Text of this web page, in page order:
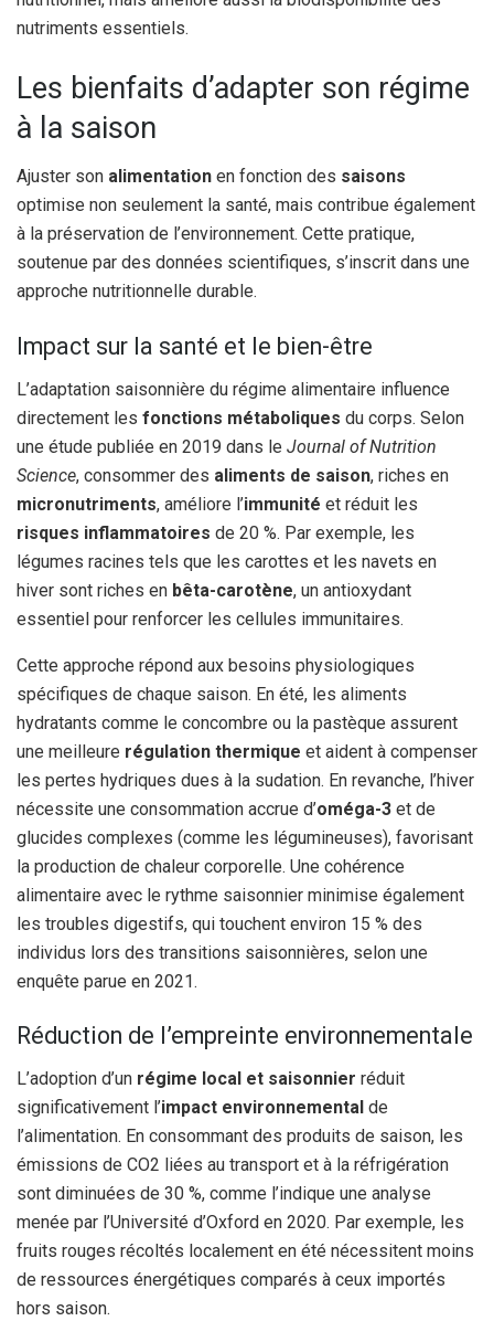
nutriments essentiels.
Les bienfaits d’adapter son régime
à la saison
Ajuster son alimentation en fonction des saisons
optimise non seulement la santé, mais contribue également
à la préservation de l’environnement. Cette pratique,
soutenue par des données scientifiques, s’inscrit dans une
approche nutritionnelle durable.
Impact sur la santé et le bien-être
L’adaptation saisonnière du régime alimentaire influence
directement les fonctions métaboliques du corps. Selon
une étude publiée en 2019 dans le Journal of Nutrition
Science, consommer des aliments de saison, riches en
micronutriments, améliore l’immunité et réduit les
risques inflammatoires de 20 %. Par exemple, les
légumes racines tels que les carottes et les navets en
hiver sont riches en bêta-carotène, un antioxydant
essentiel pour renforcer les cellules immunitaires.
Cette approche répond aux besoins physiologiques
spécifiques de chaque saison. En été, les aliments
hydratants comme le concombre ou la pastèque assurent
une meilleure régulation thermique et aident à compenser
les pertes hydriques dues à la sudation. En revanche, l’hiver
nécessite une consommation accrue d’oméga-3 et de
glucides complexes (comme les légumineuses), favorisant
la production de chaleur corporelle. Une cohérence
alimentaire avec le rythme saisonnier minimise également
les troubles digestifs, qui touchent environ 15 % des
individus lors des transitions saisonnières, selon une
enquête parue en 2021.
Réduction de l’empreinte environnementale
L’adoption d’un régime local et saisonnier réduit
significativement l’impact environnemental de
l’alimentation. En consommant des produits de saison, les
émissions de CO2 liées au transport et à la réfrigération
sont diminuées de 30 %, comme l’indique une analyse
menée par l’Université d’Oxford en 2020. Par exemple, les
fruits rouges récoltés localement en été nécessitent moins
de ressources énergétiques comparés à ceux importés
hors saison.